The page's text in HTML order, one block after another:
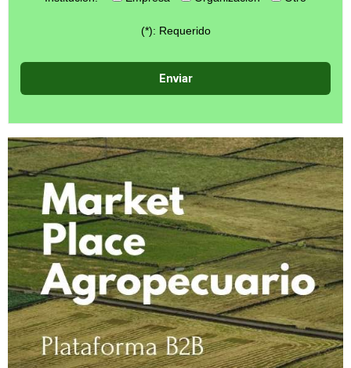
(*): Requerido